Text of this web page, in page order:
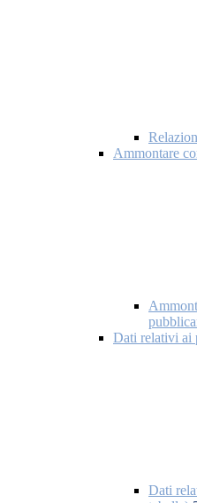
Ammontare
Dati relativi ai
Dati